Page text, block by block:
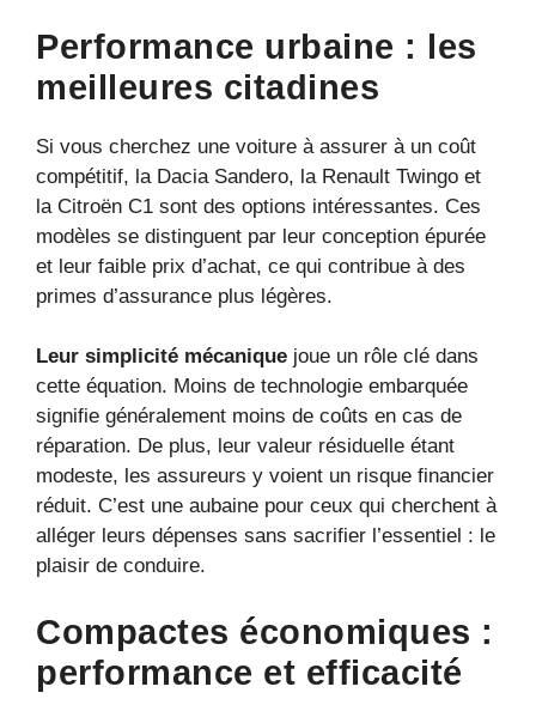
Performance urbaine : les
meilleures citadines
Si vous cherchez une voiture à assurer à un coût
compétitif, la Dacia Sandero, la Renault Twingo et
la Citroën C1 sont des options intéressantes. Ces
modèles se distinguent par leur conception épurée
et leur faible prix d’achat, ce qui contribue à des
primes d’assurance plus légères.
Leur simplicité mécanique joue un rôle clé dans
cette équation. Moins de technologie embarquée
signifie généralement moins de coûts en cas de
réparation. De plus, leur valeur résiduelle étant
modeste, les assureurs y voient un risque financier
réduit. C’est une aubaine pour ceux qui cherchent à
alléger leurs dépenses sans sacrifier l’essentiel : le
plaisir de conduire.
Compactes économiques :
performance et efficacité